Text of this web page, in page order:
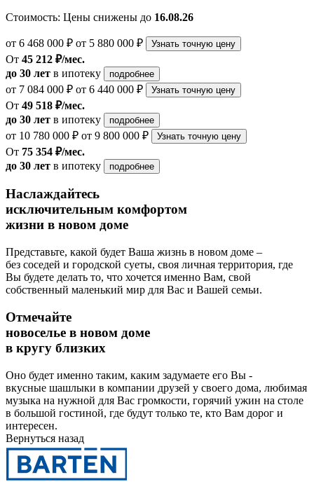
Стоимость: Цены снижены до 16.08.26
от 6 468 000 ₽ от 5 880 000 ₽ Узнать точную цену
От 45 212 ₽/мес.
до 30 лет в ипотеку подробнее
от 7 084 000 ₽ от 6 440 000 ₽ Узнать точную цену
От 49 518 ₽/мес.
до 30 лет в ипотеку подробнее
от 10 780 000 ₽ от 9 800 000 ₽ Узнать точную цену
От 75 354 ₽/мес.
до 30 лет в ипотеку подробнее
Наслаждайтесь
исключительным комфортом
жизни в новом доме
Представьте, какой будет Ваша жизнь в новом доме –
без соседей и городской суеты, своя личная территория, где
Вы будете делать то, что хочется именно Вам, свой
собственный маленький мир для Вас и Вашей семьи.
Отмечайте
новоселье в новом доме
в кругу близких
Оно будет именно таким, каким задумаете его Вы -
вкусные шашлыки в компании друзей у своего дома, любимая
музыка на нужной для Вас громкости, горячий ужин на столе
в большой гостиной, где будут только те, кто Вам дорог и
интересен.
Вернуться назад